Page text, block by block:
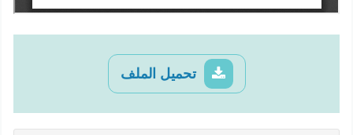
تحميل الملف